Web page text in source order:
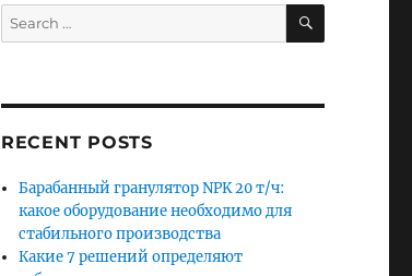
Search
for:
SEARCH
RECENT POSTS
Барабанный гранулятор NPK 20 т/ч:
какое оборудование необходимо для
стабильного производства
Какие 7 решений определяют